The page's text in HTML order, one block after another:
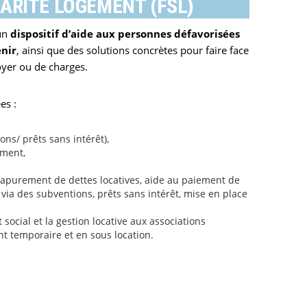
LOGEMENT (FSL)
dispositif d’aide aux personnes défavorisées
, ainsi que des solutions concrètes pour faire face
ou de charges.
:
prêts sans intérêt),
de dettes locatives, aide au paiement de
des subventions, prêts sans intérêt, mise en place
et la gestion locative aux associations
temporaire et en sous location.